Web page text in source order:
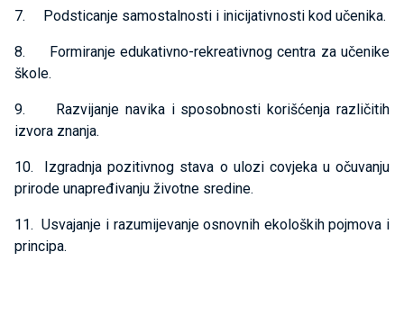
7. Podsticanje samostalnosti i inicijativnosti kod učenika.
8. Formiranje edukativno-rekreativnog centra za učenike
škole.
9. Razvijanje navika i sposobnosti korišćenja različitih
izvora znanja.
10. Izgradnja pozitivnog stava o ulozi covjeka u očuvanju
prirode unapređivanju životne sredine.
11. Usvajanje i razumijevanje osnovnih ekoloških pojmova i
principa.